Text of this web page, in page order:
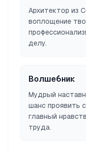
Архитектор из
воплощение
делу.
Волшебник
Мудрый
шанс проявить
главный
труда.